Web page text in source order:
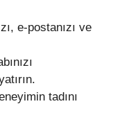
e-postanızı ve
tadını